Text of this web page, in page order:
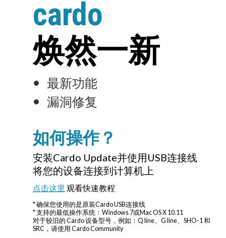
cardo
焕然一新
最新功能
漏洞修复
如何操作？
安装Cardo Update并使用USB连接线
将您的设备连接到计算机上
点击这里 观看快速教程
* 确保您使用的是原装Cardo USB连接线
* 支持的最低操作系统：Windows 7或Mac OS X 10.11
对于较旧的 Cardo 设备型号，例如：Q line、G line、SHO-1 和
SRC，请使用 Cardo Community